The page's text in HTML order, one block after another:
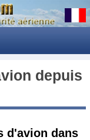
depuis
d'avion dans